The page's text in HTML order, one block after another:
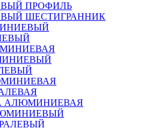
ПРОФИЛЬ
ШЕСТИГРАННИК
АЛЮМИНИЕВАЯ